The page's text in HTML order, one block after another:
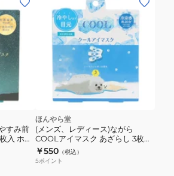
4991936387845
ク
1
枚
入
すみ前
入 ホワ
ほんやら堂
(メンズ、レディース)ながら
COOLアイマスク あざらし 3枚入
り COL37306
￥550 （税込）
5ポイント